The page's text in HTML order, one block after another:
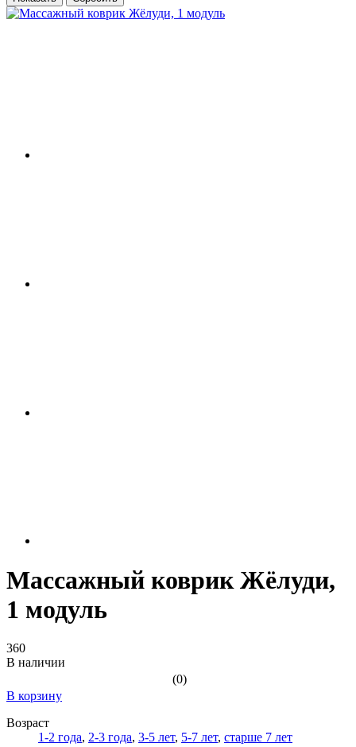
Массажный коврик Жёлуди,
1 модуль
360
В наличии
(0)
В корзину
Возраст
1-2 года, 2-3 года, 3-5 лет, 5-7 лет, старше 7 лет